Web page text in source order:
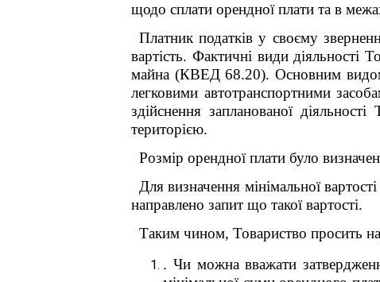
щодо сплати орендної плати та в
Платник податків у своєму
вартість. Фактичні види діяльності
майна (КВЕД 68.20). Основним видом
легковими автотранспортними
здійснення запланованої
територією.
Розмір орендної плати було
Для визначення мінімальної
направлено запит що такої вартості.
Таким чином, Товариство просить
. Чи можна вважати